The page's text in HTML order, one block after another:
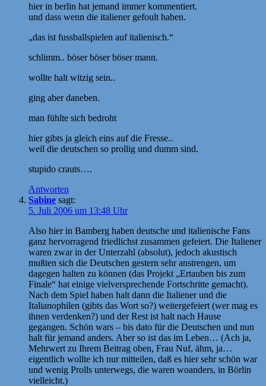
hier in berlin hat jemand immer kommentiert.
und dass wenn die italiener gefoult haben.
„das ist fussballspielen auf italienisch.“
schlimm.. böser böser böser mann.
wollte halt witzig sein..
ging aber daneben.
man fühlte sich bedroht
hier gibts ja gleich eins auf die Fresse..
weil die deutschen so prollig und dumm sind.
stupido crauts….
Antworten
Sabine sagt:
5. Juli 2006 um 13:48 Uhr
Also hier in Bamberg haben deutsche und italienische Fans
ganz hervorragend friedlichst zusammen gefeiert. Die Italiener
waren zwar in der Unterzahl (absolut), jedoch akustisch
mußten sich die Deutschen gestern sehr anstrengen, um
dagegen halten zu können (das Projekt „Ertauben bis zum
Finale“ hat einige vielversprechende Fortschritte gemacht).
Nach dem Spiel haben halt dann die Italiener und die
Italianophilen (gibts das Wort so?) weitergefeiert (wer mag es
ihnen verdenken?) und der Rest ist halt nach Hause
gegangen. Schön wars – bis dato für die Deutschen und nun
halt für jemand anders. Aber so ist das im Leben… (Ach ja,
Mehrwert zu Ihrem Beitrag oben, Frau Nuf, ähm, ja…
eigentlich wollte ich nur mitteilen, daß es hier sehr schön war
und wenig Prolls unterwegs, die waren woanders, in Börlin
vielleicht.)